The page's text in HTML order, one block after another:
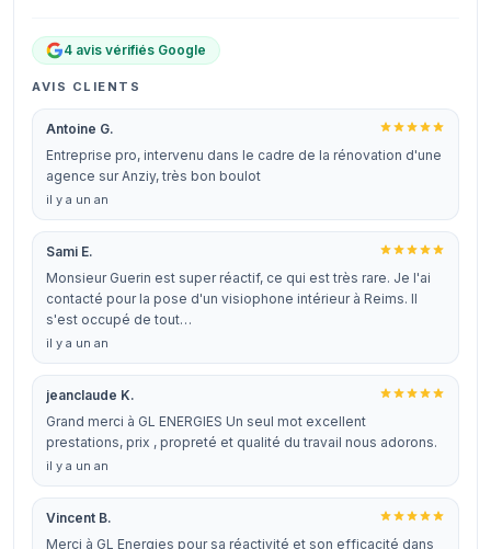
4 avis vérifiés Google
AVIS CLIENTS
Antoine G.
Entreprise pro, intervenu dans le cadre de la rénovation d'une
agence sur Anziy, très bon boulot
il y a un an
Sami E.
Monsieur Guerin est super réactif, ce qui est très rare. Je l'ai
contacté pour la pose d'un visiophone intérieur à Reims. Il
s'est occupé de tout…
il y a un an
jeanclaude K.
Grand merci à GL ENERGIES Un seul mot excellent
prestations, prix , propreté et qualité du travail nous adorons.
il y a un an
Vincent B.
Merci à GL Energies pour sa réactivité et son efficacité dans